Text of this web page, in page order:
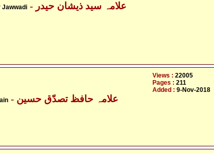
Jawwadi - علامہ سید ذیشان حیدر
- علامہ حافظ تصدّق حسین
Views : 22005
Pages : 211
Added : 9-Nov-2018